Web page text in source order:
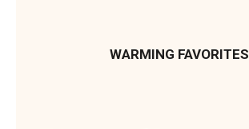
WARMING FAVORITES